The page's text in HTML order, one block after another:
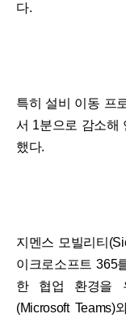
다.
특히 설비 이동 프
서 1분으로 감소해
했다.
지멘스 모빌리티
이크로소프트 365
한 협업 환경을
(Microsoft Teams)